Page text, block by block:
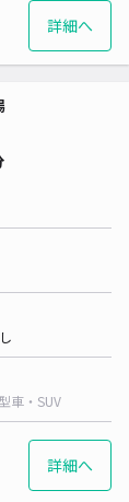
詳細へ
車・SUV
詳細へ